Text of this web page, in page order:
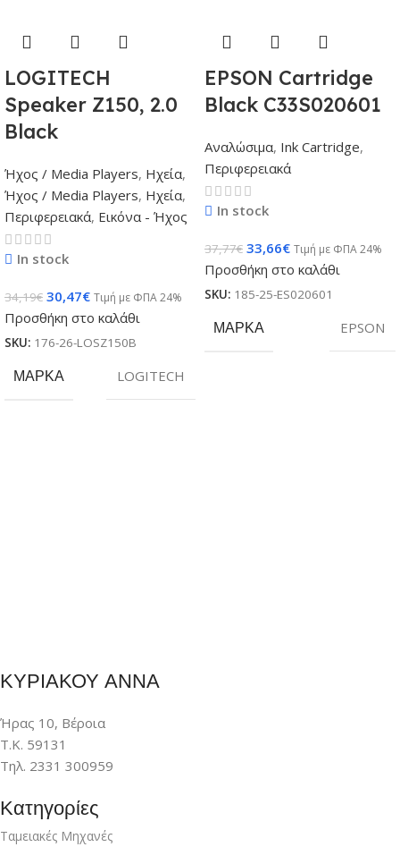
LOGITECH
Speaker Z150, 2.0
Black
Ήχος / Media Players, Ηχεία,
Ήχος / Media Players, Ηχεία,
Περιφερειακά, Εικόνα - Ήχος
In stock
34,19€ 30,47€ Τιμή με ΦΠΑ 24%
Προσθήκη στο καλάθι
SKU: 176-26-LOSZ150B
ΜΆΡΚΑ LOGITECH
EPSON Cartridge
Black C33S020601
Αναλώσιμα, Ink Cartridge,
Περιφερειακά
In stock
37,77€ 33,66€ Τιμή με ΦΠΑ 24%
Προσθήκη στο καλάθι
SKU: 185-25-ES020601
ΜΆΡΚΑ EPSON
ΚΥΡΙΑΚΟΥ ΑΝΝΑ
Ήρας 10, Βέροια
Τ.Κ. 59131
Τηλ. 2331 300959
Κατηγορίες
Ταμειακές Μηχανές